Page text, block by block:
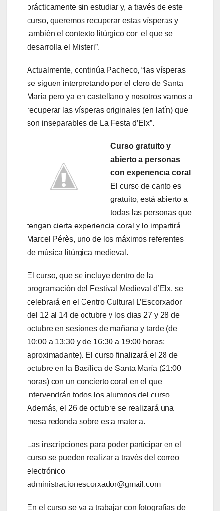
prácticamente sin estudiar y, a través de este
curso, queremos recuperar estas vísperas y
también el contexto litúrgico con el que se
desarrolla el Misteri”.
Actualmente, continúa Pacheco, “las vísperas
se siguen interpretando por el clero de Santa
María pero ya en castellano y nosotros vamos a
recuperar las vísperas originales (en latín) que
son inseparables de La Festa d’Elx”.
Curso gratuito y
abierto a personas
con experiencia coral
El curso de canto es
gratuito, está abierto a
todas las personas que
tengan cierta experiencia coral y lo impartirá
Marcel Pérès, uno de los máximos referentes
de música litúrgica medieval.
El curso, que se incluye dentro de la
programación del Festival Medieval d’Elx, se
celebrará en el Centro Cultural L’Escorxador
del 12 al 14 de octubre y los días 27 y 28 de
octubre en sesiones de mañana y tarde (de
10:00 a 13:30 y de 16:30 a 19:00 horas;
aproximadante). El curso finalizará el 28 de
octubre en la Basílica de Santa María (21:00
horas) con un concierto coral en el que
intervendrán todos los alumnos del curso.
Además, el 26 de octubre se realizará una
mesa redonda sobre esta materia.
Las inscripciones para poder participar en el
curso se pueden realizar a través del correo
electrónico
administracionescorxador@gmail.com
En el curso se va a trabajar con fotografías de